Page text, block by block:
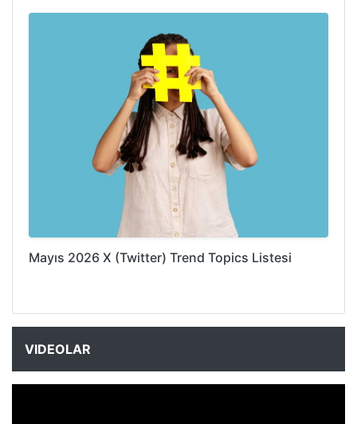
Mayıs 2026 X (Twitter) Trend Topics Listesi
VIDEOLAR